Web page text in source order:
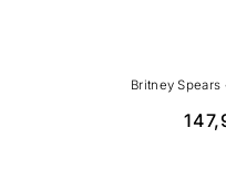
Britney Spears